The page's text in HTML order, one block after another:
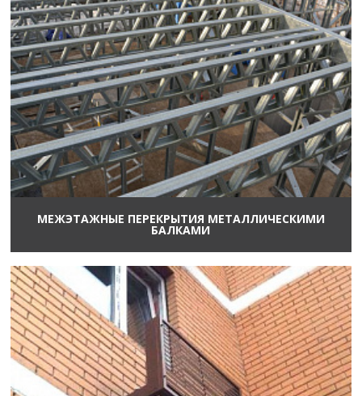
МЕЖЭТАЖНЫЕ ПЕРЕКРЫТИЯ МЕТАЛЛИЧЕСКИМИ
БАЛКАМИ